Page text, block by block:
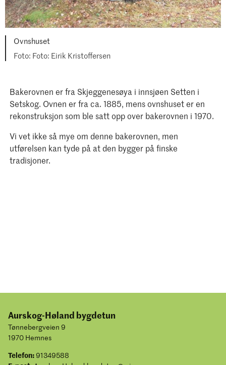
Ovnshuset
Foto: Eirik Kristoffersen
Bakerovnen er fra Skjeggenesøya i innsjøen Setten i
Setskog. Ovnen er fra ca. 1885, mens ovnshuset er en
rekonstruksjon som ble satt opp over bakerovnen i 1970.
Vi vet ikke så mye om denne bakerovnen, men
utførelsen kan tyde på at den bygger på finske
tradisjoner.
Aurskog-Høland bygdetun
Tønnebergveien 9
1970 Hemnes
Telefon:91349588